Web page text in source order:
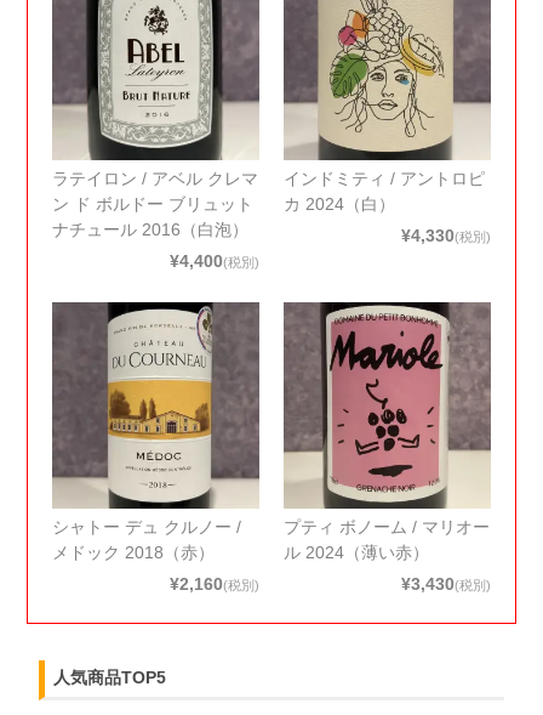
ラテイロン / アベル クレマ
ン ド ボルドー ブリュット
ナチュール 2016（白泡）
¥4,400(税別)
インドミティ / アントロピ
カ 2024（白）
¥4,330(税別)
シャトー デュ クルノー /
メドック 2018（赤）
¥2,160(税別)
プティ ボノーム / マリオー
ル 2024（薄い赤）
¥3,430(税別)
人気商品TOP5